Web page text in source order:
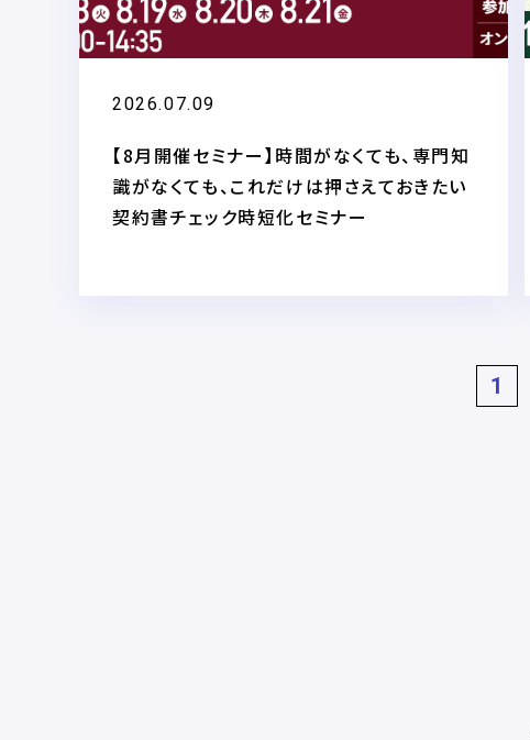
2026.07.09
【8月開催セミナー】時間がなくても、専門知
識がなくても、これだけは押さえておきたい
契約書チェック時短化セミナー
1